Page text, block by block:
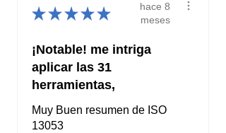
★ ★ ★ ★ ★
hace 8
meses
¡Notable! me intriga
aplicar las 31
herramientas,
Muy Buen resumen de ISO
13053